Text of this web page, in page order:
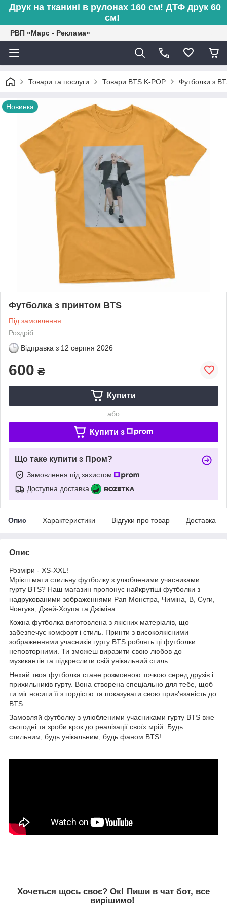
Друк на тканині в рулонах 160 см! ДТФ друк 60
см!
РВП «Марс - Реклама»
Товари та послуги Товари BTS K-POP Футболки з
Новинка
Футболка з принтом BTS
Під замовлення
Роздріб
Відправка з 12 серпня 2026
600 ₴
Купити
або
Купити з
Що таке купити з Пром?
Замовлення під захистом
Доступна доставка
Опис Характеристики Відгуки про товар Доставка
Опис
Розміри - XS-XXL!
Мрієш мати стильну футболку з улюбленими учасниками
гурту BTS? Наш магазин пропонує найкрутіші футболки з
надрукованими зображеннями Рап Монстра, Чиміна, В, Суги,
Чонгука, Джей-Хоупа та Джіміна.
Кожна футболка виготовлена з якісних матеріалів, що
забезпечує комфорт і стиль. Принти з високоякісними
зображеннями учасників гурту BTS роблять ці футболки
неповторними. Ти зможеш виразити свою любов до
музикантів та підкреслити свій унікальний стиль.
Нехай твоя футболка стане розмовною точкою серед друзів і
прихильників гурту. Вона створена спеціально для тебе, щоб
ти міг носити її з гордістю та показувати свою прив'язаність до
BTS.
Замовляй футболку з улюбленими учасниками гурту BTS вже
сьогодні та зроби крок до реалізації своїх мрій. Будь
стильним, будь унікальним, будь фаном BTS!
Хочеться щось своє? Ок! Пиши в чат бот, все
вирішимо!